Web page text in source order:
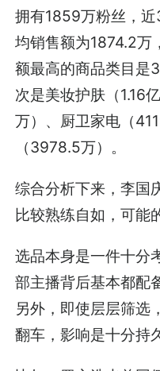
拥有1859万粉丝，
均销售额为1874.2万
额最高的商品类目是
次是美妆护肤（1.16
万）、厨卫家电（
（3978.5万）。
综合分析下来，李国
比较熟练自如，可能
选品本身是一件十分
部主播背后基本都配
另外，即使层层筛选
翻车，影响是十分持